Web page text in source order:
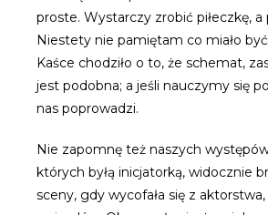
proste. Wystarczy zrobić piłeczkę, a
Niestety nie pamiętam co miało
Kaśce chodziło o to, że schemat,
jest podobna; a jeśli nauczymy się
nas poprowadzi.
Nie zapomnę też naszych
których byłą inicjatorką, widocznie
sceny, gdy wycofała się z